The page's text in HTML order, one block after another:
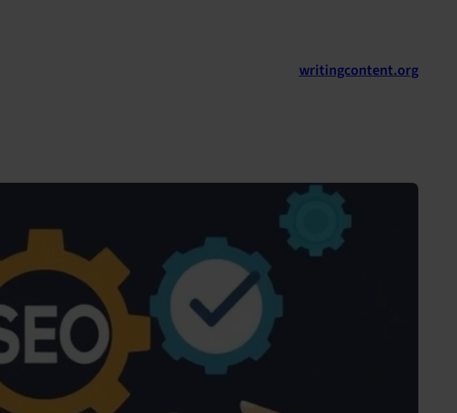
writingcontent.org